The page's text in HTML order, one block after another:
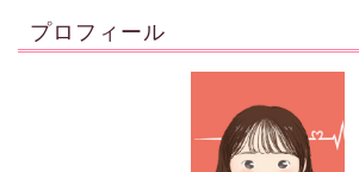
プロフィール